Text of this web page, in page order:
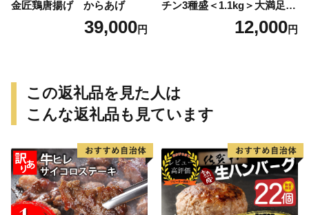
金匠鶏唐揚げ からあげ
39,000円
チン3種盛＜1.1kg＞大満足セ
ット 地鶏 鶏肉12,000円
この返礼品を見た人は
こんな返礼品も見ています